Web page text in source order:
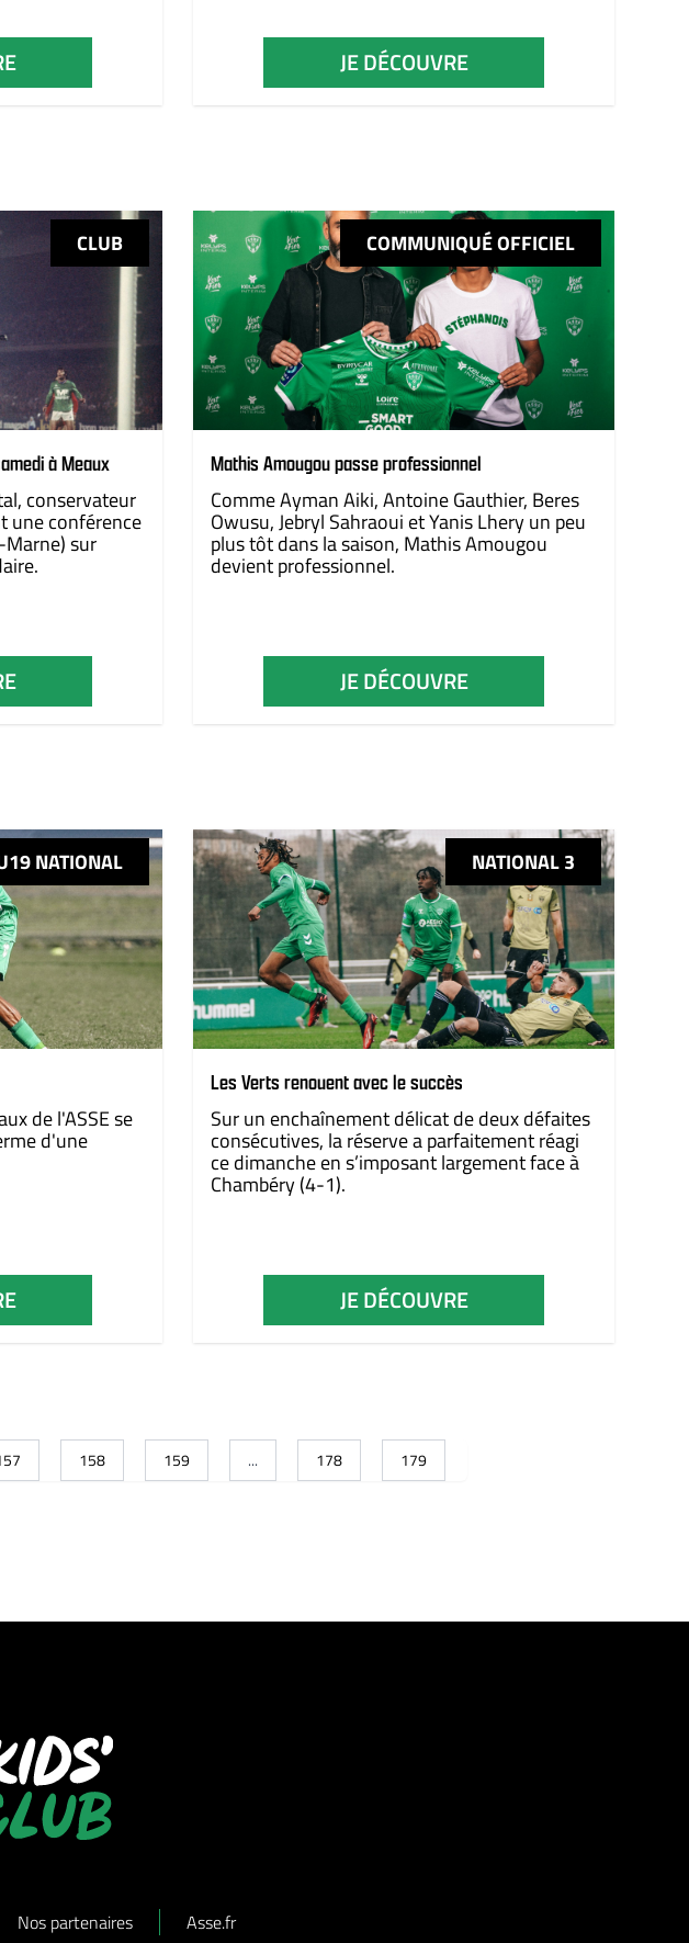
JE DÉCOUVRE
CLUB
à Meaux
conservateur
une conférence
sur
COMMUNIQUÉ OFFICIEL
Mathis Amougou passe professionnel
Comme Ayman Aiki, Antoine Gauthier, Beres
Owusu, Jebryl Sahraoui et Yanis Lhery un peu
plus tôt dans la saison, Mathis Amougou
devient professionnel.
JE DÉCOUVRE
NATIONAL
de l'ASSE se
d'une
NATIONAL 3
Les Verts renouent avec le succès
Sur un enchaînement délicat de deux défaites
consécutives, la réserve a parfaitement réagi
ce dimanche en s’imposant largement face à
Chambéry (4-1).
JE DÉCOUVRE
158 159 ... 178 179
Nos partenaires Asse.fr